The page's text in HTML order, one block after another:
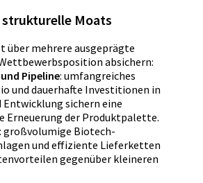
strukturelle Moats
über mehrere ausgeprägte
absichern:
Pipeline: umfangreiches
und dauerhafte Investitionen in
Entwicklung sichern eine
Erneuerung der Produktpalette.
: großvolumige Biotech-
und effiziente Lieferketten
gegenüber kleineren